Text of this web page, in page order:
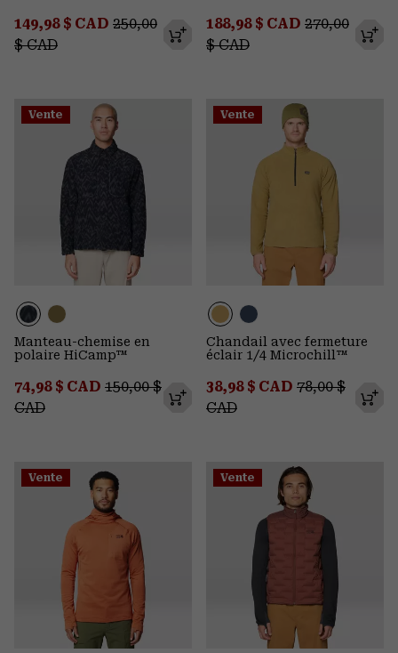
Sale price:
149,98 $ CAD Regular price:
250,00
$ CAD
Sale price:
188,98 $ CAD Regular
270,00
$ CAD
Vente
Manteau-chemise en
polaire HiCamp™
Sale price:
74,98 $ CAD Regular price:
150,00 $
CAD
Vente
Chandail avec fermeture
éclair 1/4 Microchill™
Sale price:
38,98 $ CAD Regular price:
78,00 $
CAD
Vente Vente